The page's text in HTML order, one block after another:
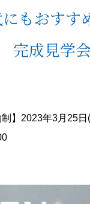
もおすす
成見学
制】2023年3月25